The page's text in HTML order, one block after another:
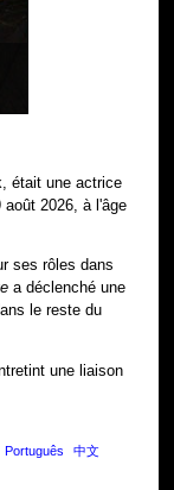
était une actrice
2026, à l'âge
ses rôles dans
a déclenché une
le reste du
une liaison
Português 中文